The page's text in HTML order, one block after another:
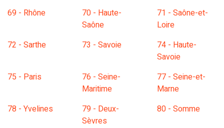
69 - Rhône
70 - Haute-
Saône
71 - Saône-et-
Loire
72 - Sarthe
73 - Savoie
74 - Haute-
Savoie
75 - Paris
76 - Seine-
Maritime
77 - Seine-et-
Marne
78 - Yvelines
79 - Deux-
Sèvres
80 - Somme